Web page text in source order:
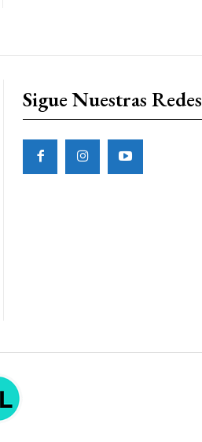
Sigue Nuestras Redes